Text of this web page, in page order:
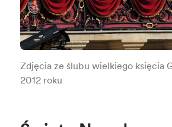
Zdjęcia ze ślubu wielkiego księcia
2012 roku